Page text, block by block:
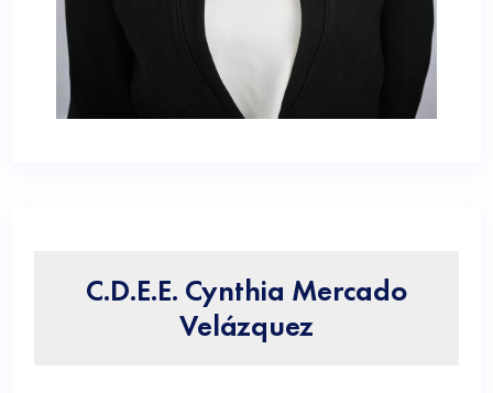
C.D.E.E. Cynthia Mercado
Velázquez